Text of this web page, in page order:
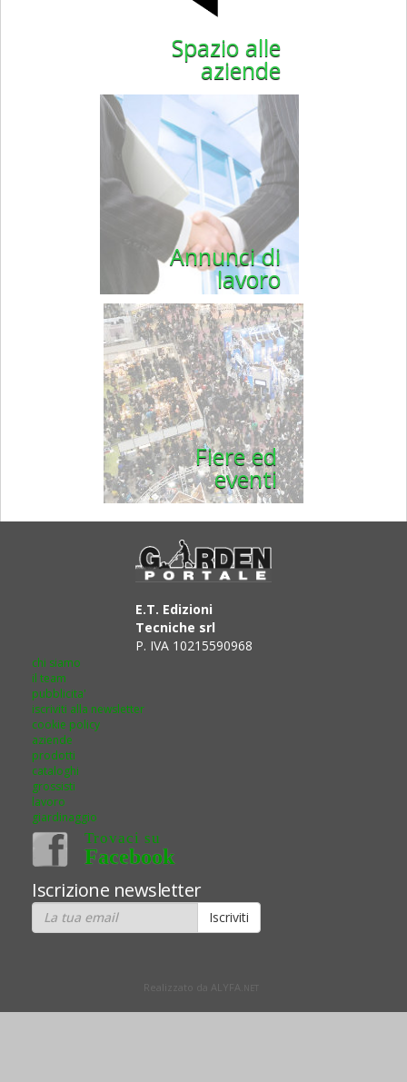
Spazio alle
aziende
Annunci di
lavoro
Fiere ed
eventi
E.T. Edizioni
Tecniche srl
P. IVA 10215590968
chi siamo
il team
pubblicita'
iscriviti alla newsletter
cookie policy
aziende
prodotti
cataloghi
grossisti
lavoro
giardinaggio
Trovaci su
Facebook
Iscrizione newsletter
Realizzato da ALYFA.